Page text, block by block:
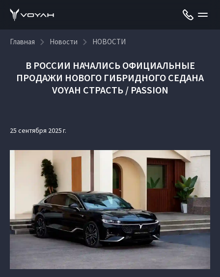
Главная Новости НОВОСТИ
В РОССИИ НАЧАЛИСЬ ОФИЦИАЛЬНЫЕ
ПРОДАЖИ НОВОГО ГИБРИДНОГО СЕДАНА
VOYAH СТРАСТЬ / PASSION
25 сентября 2025 г.